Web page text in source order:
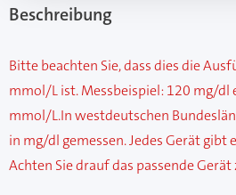
Beschreibung
Bitte beachten Sie, dass dies die
mmol/L ist. Messbeispiel: 120 mg/dl
mmol/L.In westdeutschen
in mg/dl gemessen. Jedes Gerät gibt
Achten Sie drauf das passende